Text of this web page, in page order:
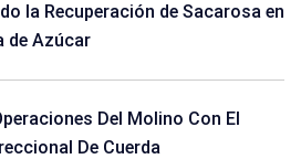
la Recuperación de Sacarosa en
de Azúcar
Del Molino Con El
De Cuerda